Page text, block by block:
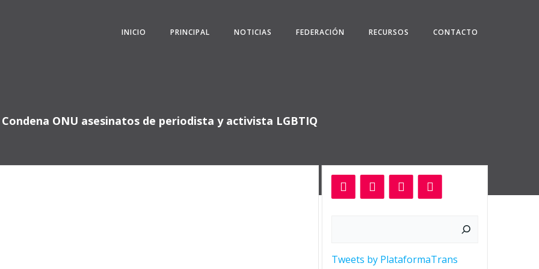
INICIO PRINCIPAL NOTICIAS FEDERACIÓN RECURSOS CONTACTO
ONU asesinatos de periodista y activista LGBTIQ
Tweets by PlataformaTrans